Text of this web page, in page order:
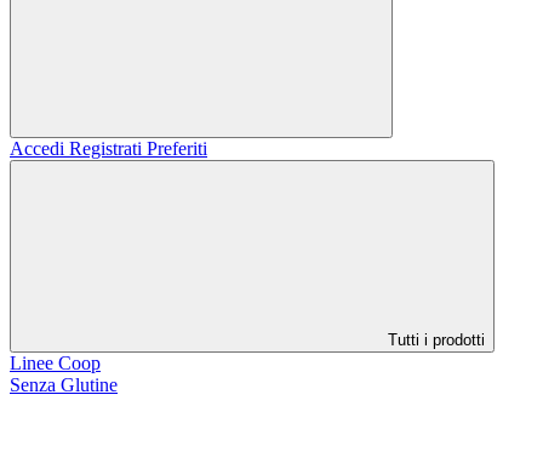
Accedi Registrati Preferiti
Tutti i prodotti
Linee Coop
Senza Glutine